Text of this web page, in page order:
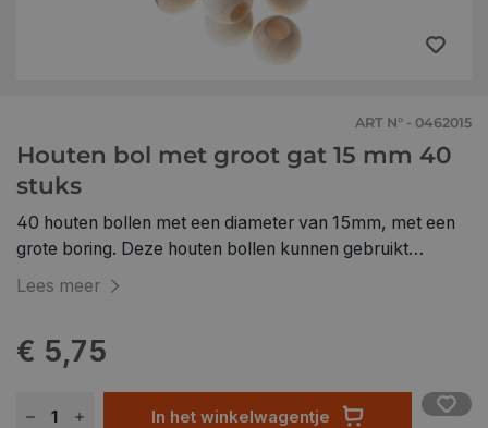
ART N° - 0462015
Houten bol met groot gat 15 mm 40
stuks
40 houten bollen met een diameter van 15mm, met een
grote boring. Deze houten bollen kunnen gebruikt
worden voor meerdere knutselprojecten, zoals
Lees meer
€ 5,75
In het winkelwagentje